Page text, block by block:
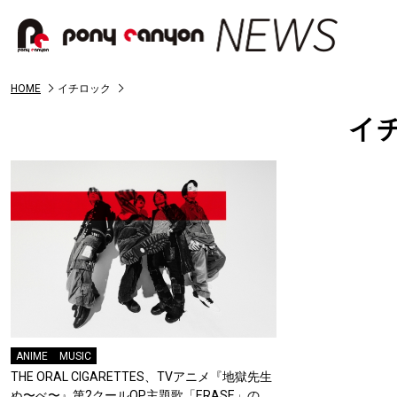
HOME イチロック
イ
ANIME MUSIC
THE ORAL CIGARETTES、TVアニメ『地獄先生